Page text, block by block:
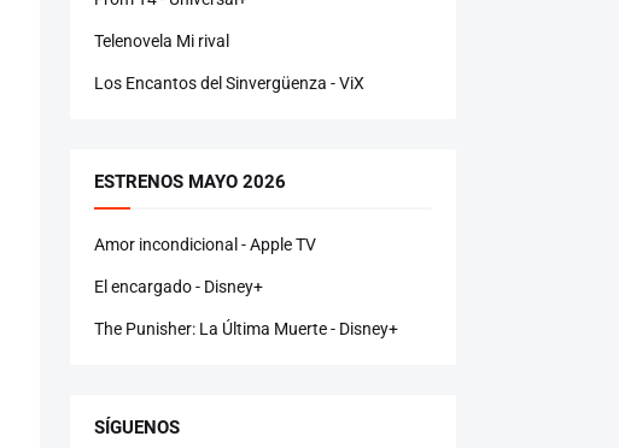
Telenovela Mi rival
Los Encantos del Sinvergüenza - ViX
ESTRENOS MAYO 2026
Amor incondicional - Apple TV
El encargado - Disney+
The Punisher: La Última Muerte - Disney+
SÍGUENOS